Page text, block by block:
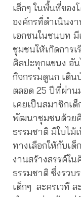
เล็กๆ ในพื้นที่ของ
องค์กรที่ดำเนินง
เอกชนในชนบท
ชุมชนให้เกิดการ
ศิลปะทุกแขนง อั
กิจกรรมดูนก เดิ
ตลอด 25 ปีที่ผ่าน
เคยเป็นสมาชิกเ
พัฒนาชุมชนด้วยศิ
ธรรมชาติ มีใบไม้
ทางเลือกให้กับเ
งานสร้างสรรค์ใ
ธรรมชาติ ซึ่งรวบ
เด็กๆ ละครเวที